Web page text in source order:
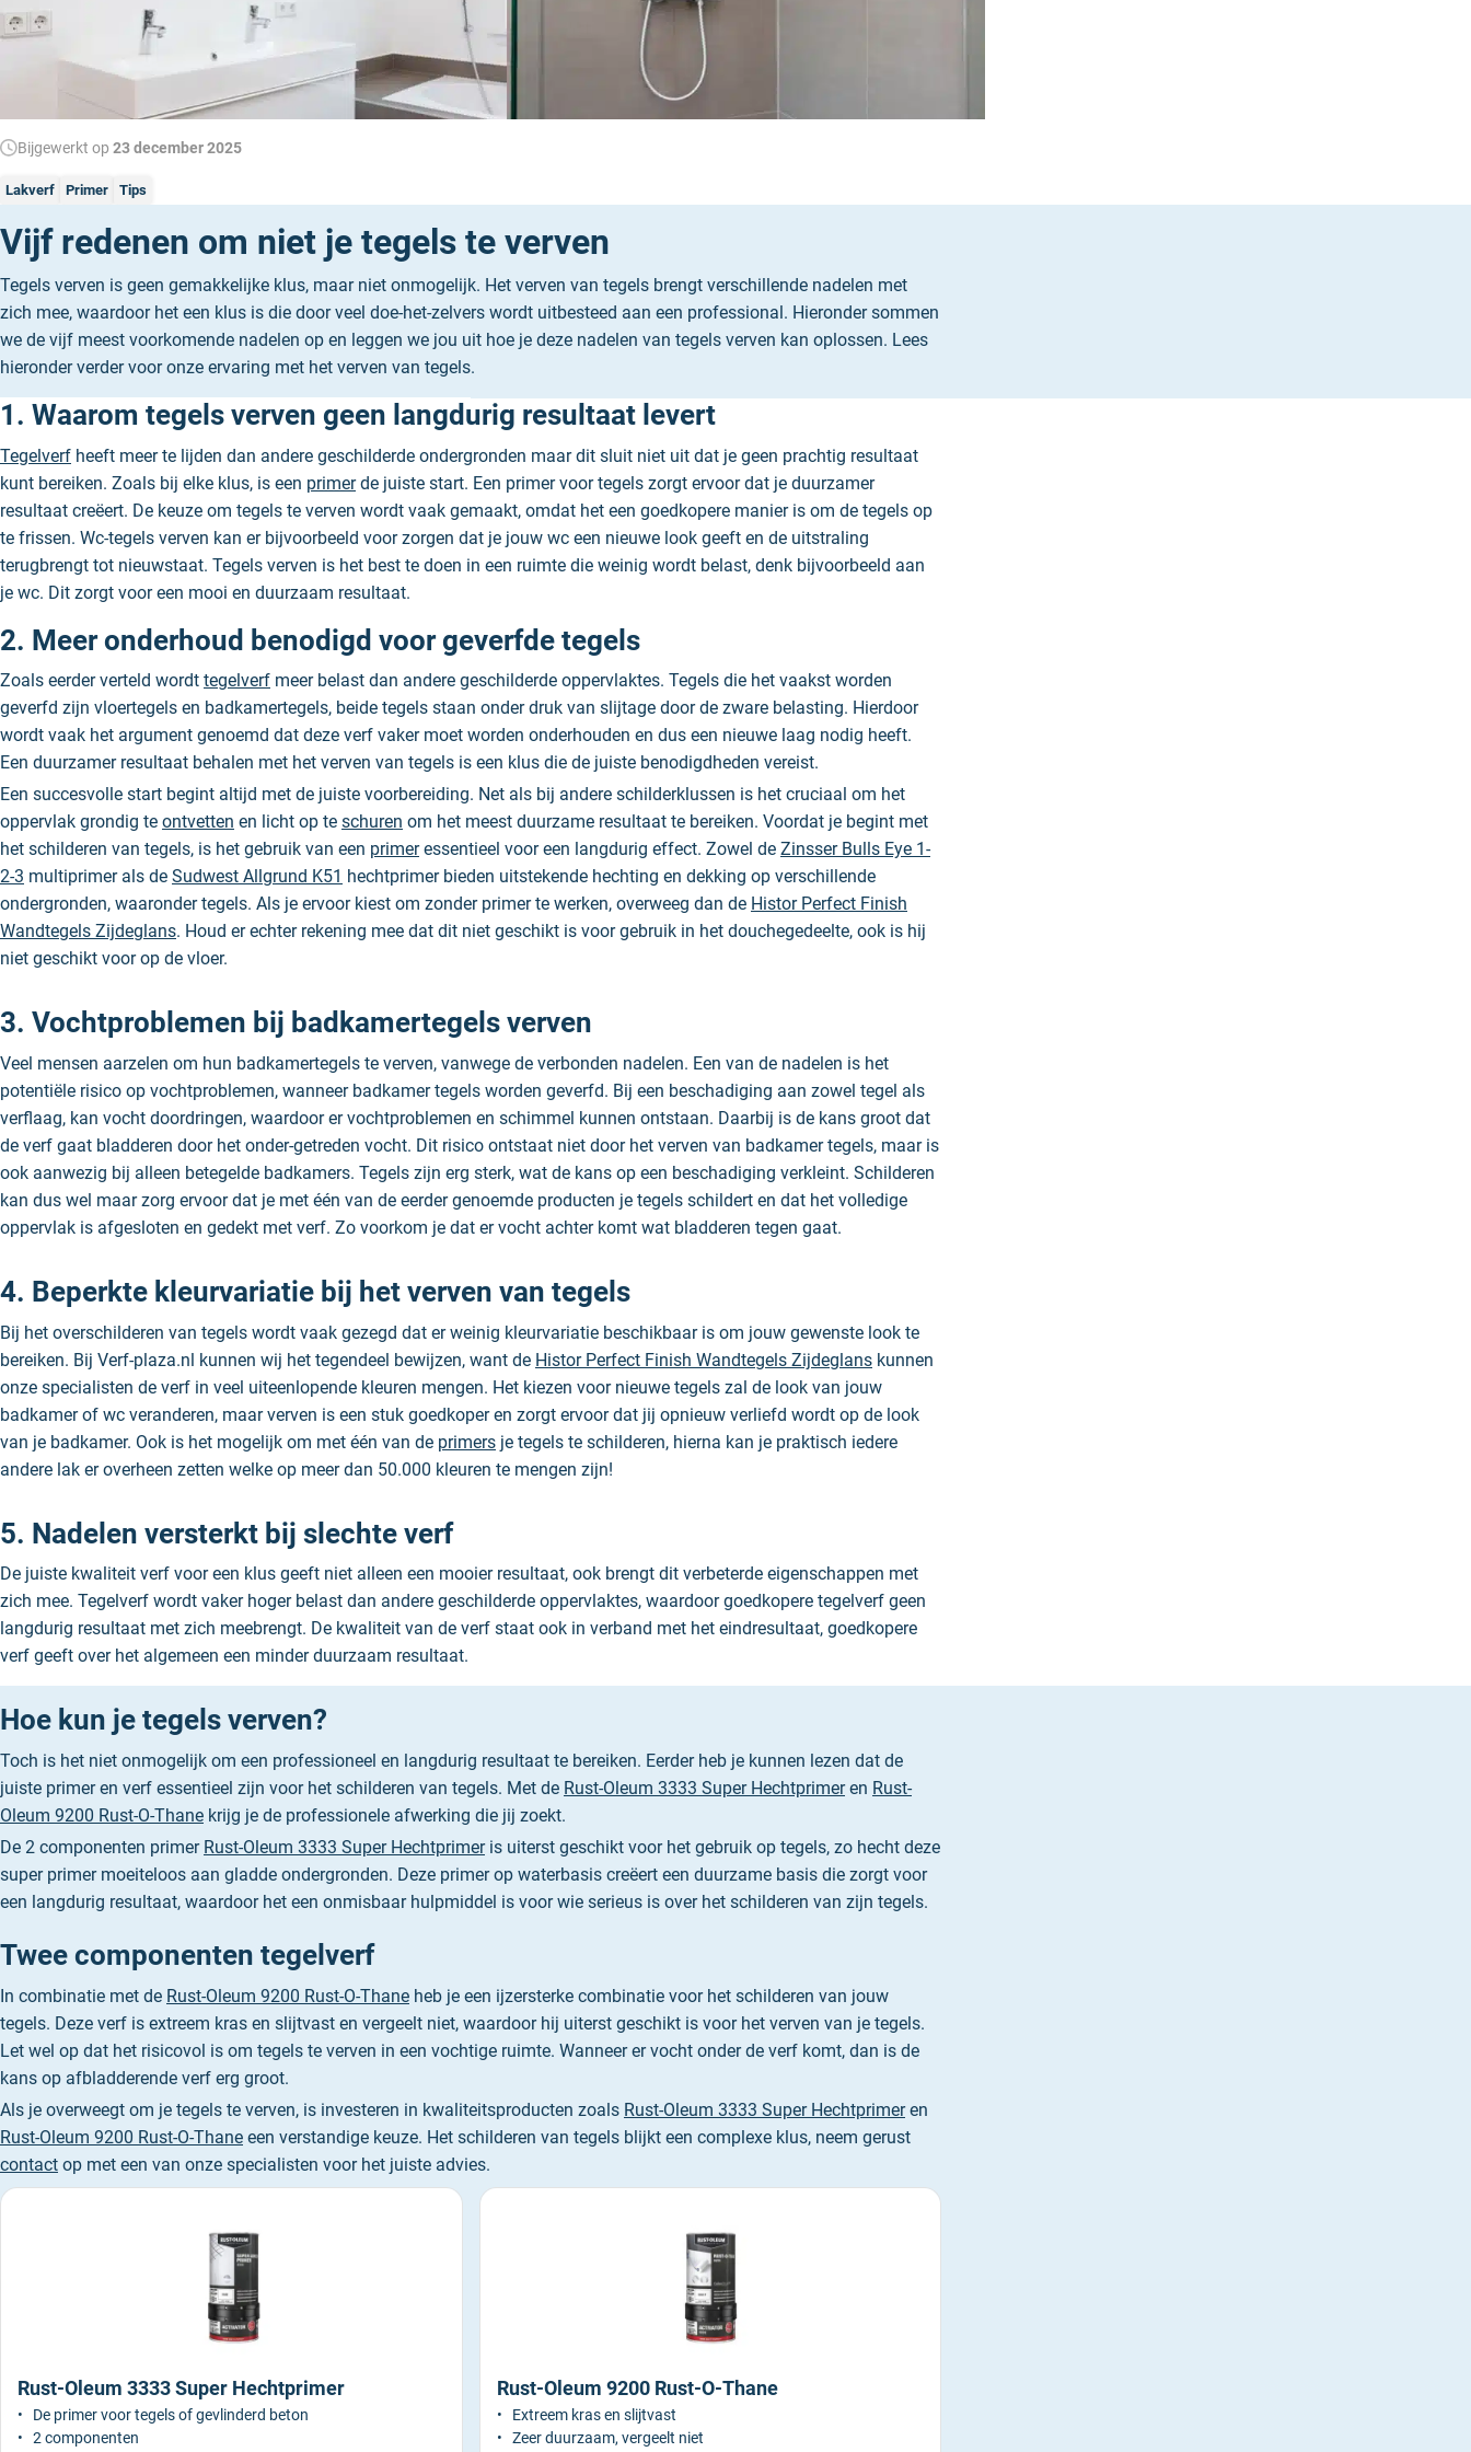
Bijgewerkt op 23 december 2025
Lakverf Primer Tips
Vijf redenen om niet je tegels te verven
Tegels verven is geen gemakkelijke klus, maar niet onmogelijk. Het verven van tegels brengt verschillende nadelen met
zich mee, waardoor het een klus is die door veel doe-het-zelvers wordt uitbesteed aan een professional. Hieronder sommen
we de vijf meest voorkomende nadelen op en leggen we jou uit hoe je deze nadelen van tegels verven kan oplossen. Lees
hieronder verder voor onze ervaring met het verven van tegels.
1. Waarom tegels verven geen langdurig resultaat levert
Tegelverf heeft meer te lijden dan andere geschilderde ondergronden maar dit sluit niet uit dat je geen prachtig resultaat
kunt bereiken. Zoals bij elke klus, is een primerde juiste start. Een primer voor tegels zorgt ervoor dat je duurzamer
resultaat creëert. De keuze om tegels te verven wordt vaak gemaakt, omdat het een goedkopere manier is om de tegels op
te frissen. Wc-tegels verven kan er bijvoorbeeld voor zorgen dat je jouw wc een nieuwe look geeft en de uitstraling
terugbrengt tot nieuwstaat. Tegels verven is het best te doen in een ruimte die weinig wordt belast, denk bijvoorbeeld aan
je wc. Dit zorgt voor een mooi en duurzaam resultaat.
2. Meer onderhoud benodigd voor geverfde tegels
Zoals eerder verteld wordt tegelverf meer belast dan andere geschilderde oppervlaktes. Tegels die het vaakst worden
geverfd zijn vloertegels en badkamertegels, beide tegels staan onder druk van slijtage door de zware belasting. Hierdoor
wordt vaak het argument genoemd dat deze verf vaker moet worden onderhouden en dus een nieuwe laag nodig heeft.
Een duurzamer resultaat behalen met het verven van tegels is een klus die de juiste benodigdheden vereist.
Een succesvolle start begint altijd met de juiste voorbereiding. Net als bij andere schilderklussen is het cruciaal om het
oppervlak grondig te ontvetten en licht op te schuren om het meest duurzame resultaat te bereiken. Voordat je begint met
het schilderen van tegels, is het gebruik van een primeressentieel voor een langdurig effect. Zowel de Zinsser Bulls Eye 1-
2-3 multiprimer als de Sudwest Allgrund K51 hechtprimer bieden uitstekende hechting en dekking op verschillende
ondergronden, waaronder tegels. Als je ervoor kiest om zonder primer te werken, overweeg dan de Histor Perfect Finish
Wandtegels Zijdeglans. Houd er echter rekening mee dat dit niet geschikt is voor gebruik in het douchegedeelte, ook is hij
niet geschikt voor op de vloer.
3. Vochtproblemen bij badkamertegels verven
Veel mensen aarzelen om hun badkamertegels te verven, vanwege de verbonden nadelen. Een van de nadelen is het
potentiële risico op vochtproblemen, wanneer badkamer tegels worden geverfd. Bij een beschadiging aan zowel tegel als
verflaag, kan vocht doordringen, waardoor er vochtproblemen en schimmel kunnen ontstaan. Daarbij is de kans groot dat
de verf gaat bladderen door het onder-getreden vocht. Dit risico ontstaat niet door het verven van badkamer tegels, maar is
ook aanwezig bij alleen betegelde badkamers. Tegels zijn erg sterk, wat de kans op een beschadiging verkleint. Schilderen
kan dus wel maar zorg ervoor dat je met één van de eerder genoemde producten je tegels schildert en dat het volledige
oppervlak is afgesloten en gedekt met verf. Zo voorkom je dat er vocht achter komt wat bladderen tegen gaat.
4. Beperkte kleurvariatie bij het verven van tegels
Bij het overschilderen van tegels wordt vaak gezegd dat er weinig kleurvariatie beschikbaar is om jouw gewenste look te
bereiken. Bij Verf-plaza.nl kunnen wij het tegendeel bewijzen, want de Histor Perfect Finish Wandtegels Zijdeglans kunnen
onze specialisten de verf in veel uiteenlopende kleuren mengen. Het kiezen voor nieuwe tegels zal de look van jouw
badkamer of wc veranderen, maar verven is een stuk goedkoper en zorgt ervoor dat jij opnieuw verliefd wordt op de look
van je badkamer. Ook is het mogelijk om met één van de primers je tegels te schilderen, hierna kan je praktisch iedere
andere lak er overheen zetten welke op meer dan 50.000 kleuren te mengen zijn!
5. Nadelen versterkt bij slechte verf
De juiste kwaliteit verf voor een klus geeft niet alleen een mooier resultaat, ook brengt dit verbeterde eigenschappen met
zich mee. Tegelverf wordt vaker hoger belast dan andere geschilderde oppervlaktes, waardoor goedkopere tegelverf geen
langdurig resultaat met zich meebrengt. De kwaliteit van de verf staat ook in verband met het eindresultaat, goedkopere
verf geeft over het algemeen een minder duurzaam resultaat.
Hoe kun je tegels verven?
Toch is het niet onmogelijk om een professioneel en langdurig resultaat te bereiken. Eerder heb je kunnen lezen dat de
juiste primer en verf essentieel zijn voor het schilderen van tegels. Met de Rust-Oleum 3333 Super Hechtprimeren Rust-
Oleum 9200 Rust-O-Thane krijg je de professionele afwerking die jij zoekt.
De 2 componenten primer Rust-Oleum 3333 Super Hechtprimeris uiterst geschikt voor het gebruik op tegels, zo hecht deze
super primer moeiteloos aan gladde ondergronden. Deze primer op waterbasis creëert een duurzame basis die zorgt voor
een langdurig resultaat, waardoor het een onmisbaar hulpmiddel is voor wie serieus is over het schilderen van zijn tegels.
Twee componenten tegelverf
In combinatie met de Rust-Oleum 9200 Rust-O-Thane heb je een ijzersterke combinatie voor het schilderen van jouw
tegels. Deze verf is extreem kras en slijtvast en vergeelt niet, waardoor hij uiterst geschikt is voor het verven van je tegels.
Let wel op dat het risicovol is om tegels te verven in een vochtige ruimte. Wanneer er vocht onder de verf komt, dan is de
kans op afbladderende verf erg groot.
Als je overweegt om je tegels te verven, is investeren in kwaliteitsproducten zoals Rust-Oleum 3333 Super Hechtprimeren
Rust-Oleum 9200 Rust-O-Thane een verstandige keuze. Het schilderen van tegels blijkt een complexe klus, neem gerust
contact op met een van onze specialisten voor het juiste advies.
Rust-Oleum 3333 Super Hechtprimer
De primer voor tegels of gevlinderd beton
2 componenten
Rust-Oleum 9200 Rust-O-Thane
Extreem kras en slijtvast
Zeer duurzaam, vergeelt niet